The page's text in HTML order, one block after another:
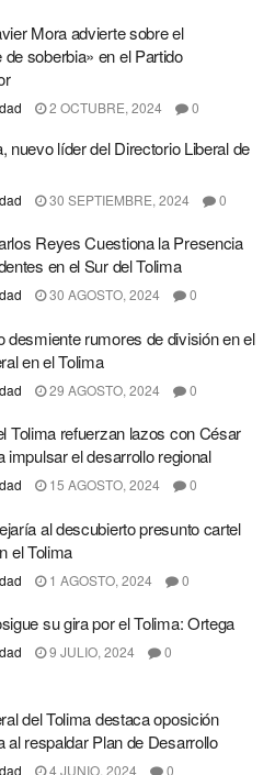
Mora advierte sobre el
de soberbia» en el Partido
2 OCTUBRE, 2024 0
nuevo líder del Directorio Liberal de
30 SEPTIEMBRE, 2024 0
Reyes Cuestiona la Presencia
en el Sur del Tolima
30 AGOSTO, 2024 0
desmiente rumores de división en el
en el Tolima
29 AGOSTO, 2024 0
Tolima refuerzan lazos con César
impulsar el desarrollo regional
15 AGOSTO, 2024 0
al descubierto presunto cartel
el Tolima
1 AGOSTO, 2024 0
su gira por el Tolima: Ortega
9 JULIO, 2024 0
del Tolima destaca oposición
al respaldar Plan de Desarrollo
4 JUNIO, 2024 0